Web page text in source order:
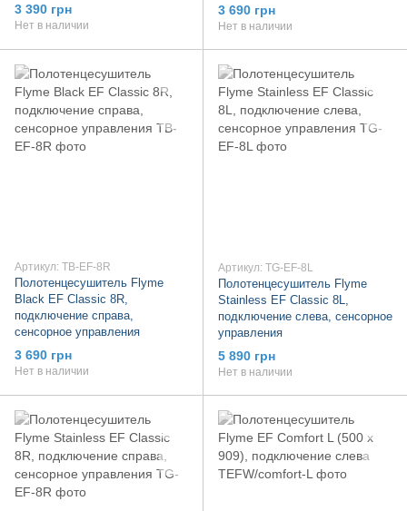
3 390 грн
Нет в наличии
3 690 грн
Нет в наличии
Артикул: TB-EF-8R
Полотенцесушитель Flyme
Black EF Classic 8R,
подключение справа,
сенсорное управления
3 690 грн
Нет в наличии
Артикул: TG-EF-8L
Полотенцесушитель Flyme
Stainless EF Classic 8L,
подключение слева, сенсорное
управления
5 890 грн
Нет в наличии